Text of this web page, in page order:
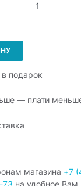
подарок
— плати
магазина +7